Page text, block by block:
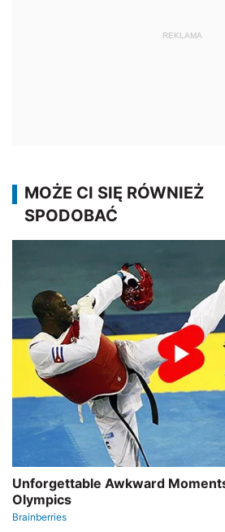
REKLAMA